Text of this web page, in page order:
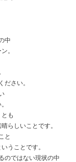
中
。
さい。
とも
らしいことです。
と
うことです。
ではない現状の中